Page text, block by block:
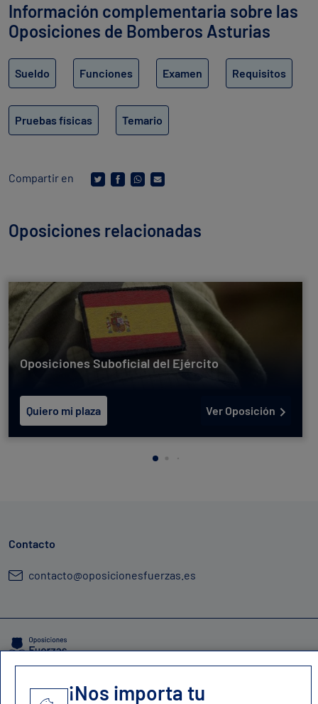
Información complementaria sobre las
Oposiciones de Bomberos Asturias
Sueldo Funciones Examen Requisitos
Pruebas físicas Temario
Compartir en
Oposiciones relacionadas
Oposiciones Suboficial del Ejército
Quiero mi plaza Ver Oposición
Contacto
contacto@oposicionesfuerzas.es
¡Nos importa tu